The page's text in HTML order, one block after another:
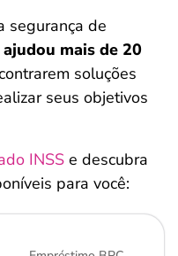
segurança de
mais de 20
soluções
seus objetivos
INSS e descubra
para você: